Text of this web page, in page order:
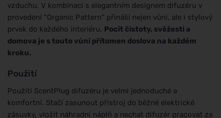
vzduchu. V kombinaci s elegantním designem difuzéru v
provedení "Organic Pattern" přináší nejen vůni, ale i stylový
prvek do každého interiéru. Pocit čistoty, svěžesti a
domova je s touto vůní přítomen doslova na každém
kroku.
Použití
Použití ScentPlug difuzéru je velmi jednoduché a
komfortní. Stačí zasunout přístroj do běžné elektrické
zásuvky, vložit náhradní náplň a nechat difuzér pracovat za